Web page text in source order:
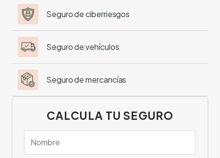
Seguro de ciberriesgos
Seguro de vehículos
Seguro de mercancías
CALCULA TU SEGURO